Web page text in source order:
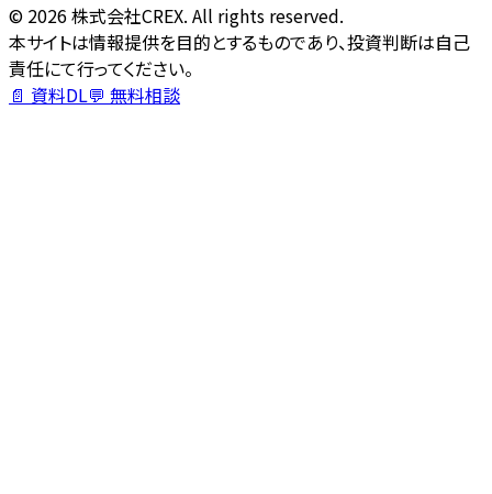
© 2026株式会社CREX. All rights reserved.
本サイトは情報提供を目的とするものであり、投資判断は自己
責任にて行ってください。
📄 資料DL💬 無料相談